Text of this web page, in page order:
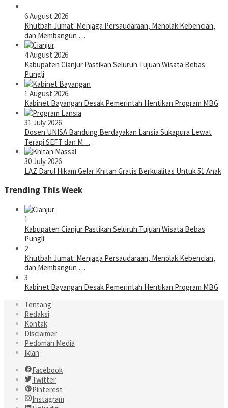
6 August 2026
Khutbah Jumat: Menjaga Persaudaraan, Menolak Kebencian,
dan Membangun …
4 August 2026
Kabupaten Cianjur Pastikan Seluruh Tujuan Wisata Bebas
Pungli
1 August 2026
Kabinet Bayangan Desak Pemerintah Hentikan Program MBG
31 July 2026
Dosen UNISA Bandung Berdayakan Lansia Sukapura Lewat
Terapi SEFT dan M…
30 July 2026
LAZ Darul Hikam Gelar Khitan Gratis Berkualitas Untuk 51 Anak
Trending This Week
1
Kabupaten Cianjur Pastikan Seluruh Tujuan Wisata Bebas
Pungli
2
Khutbah Jumat: Menjaga Persaudaraan, Menolak Kebencian,
dan Membangun …
3
Kabinet Bayangan Desak Pemerintah Hentikan Program MBG
Tentang
Redaksi
Kontak
Disclaimer
Pedoman Media
Iklan
Facebook
Twitter
Pinterest
Instagram